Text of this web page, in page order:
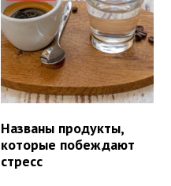
Названы продукты,
которые побеждают
стресс